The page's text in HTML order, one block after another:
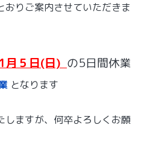
りご案内させていただきま
月５日(日) の5日間休業
となります
しますが、何卒よろしくお願